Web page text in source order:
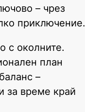
– чрез
приключение.
с околните.
план
–
за време край